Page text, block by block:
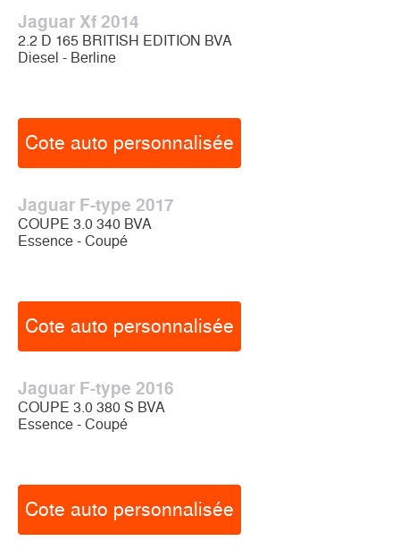
Jaguar Xf 2014
2.2 D 165 BRITISH EDITION BVA
Diesel - Berline
Cote auto personnalisée
Jaguar F-type 2017
COUPE 3.0 340 BVA
Essence - Coupé
Cote auto personnalisée
Jaguar F-type 2016
COUPE 3.0 380 S BVA
Essence - Coupé
Cote auto personnalisée